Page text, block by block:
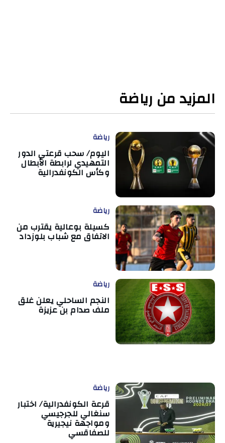
المزيد من رياضة
رياضة
اليوم/ سحب قرعتي الدور
التمهيدي لرابطة الأبطال
وكأس الكونفدرالية
رياضة
كسيلة بوعالية يقترب من
الاتفاق مع شباب بلوزداد
رياضة
النجم الساحلي يعلن غلق
ملف صدام بن عزيزة
رياضة
قرعة الكونفدرالية/ اختبار
سنغالي للجرجيسي
ومواجهة نيجيرية
للصفاقسي